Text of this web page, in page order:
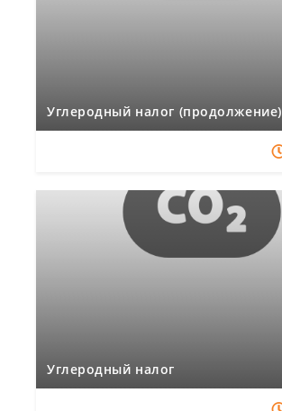
Углеродный налог (продолжение)
Углеродный налог